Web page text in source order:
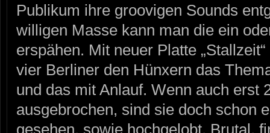
Publikum ihre groovigen Sounds
willigen Masse kann man die ein
erspähen. Mit neuer Platte
vier Berliner den Hünxern das
und das mit Anlauf. Wenn auch erst
ausgebrochen, sind sie doch schon
gesehen, sowie hochgelobt. Brutal,